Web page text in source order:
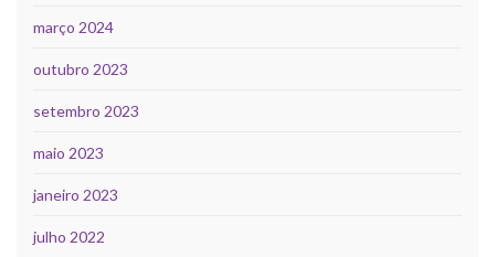
março 2024
outubro 2023
setembro 2023
maio 2023
janeiro 2023
julho 2022